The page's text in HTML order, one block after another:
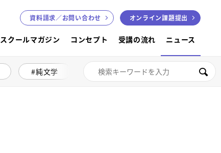
スクールマガジン コンセプト 受講の流れ ニュース
資料請求／お問い合わせ オンライン課題提出
純文学 絵本講座 色鉛筆画